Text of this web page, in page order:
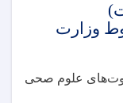
وزارت
علوم صحی